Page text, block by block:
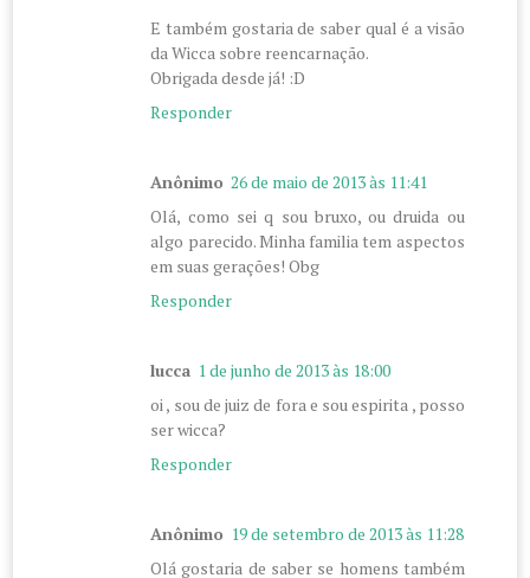
E também gostaria de saber qual é a visão
da Wicca sobre reencarnação.
Obrigada desde já! :D
Responder
Anônimo 26 de maio de 2013 às 11:41
Olá, como sei q sou bruxo, ou druida ou
algo parecido. Minha familia tem aspectos
em suas gerações! Obg
Responder
lucca 1 de junho de 2013 às 18:00
oi , sou de juiz de fora e sou espirita , posso
ser wicca?
Responder
Anônimo 19 de setembro de 2013 às 11:28
Olá gostaria de saber se homens também